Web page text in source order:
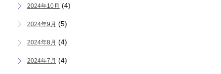
2024年10月 (4)
2024年9月 (5)
2024年8月 (4)
2024年7月 (4)